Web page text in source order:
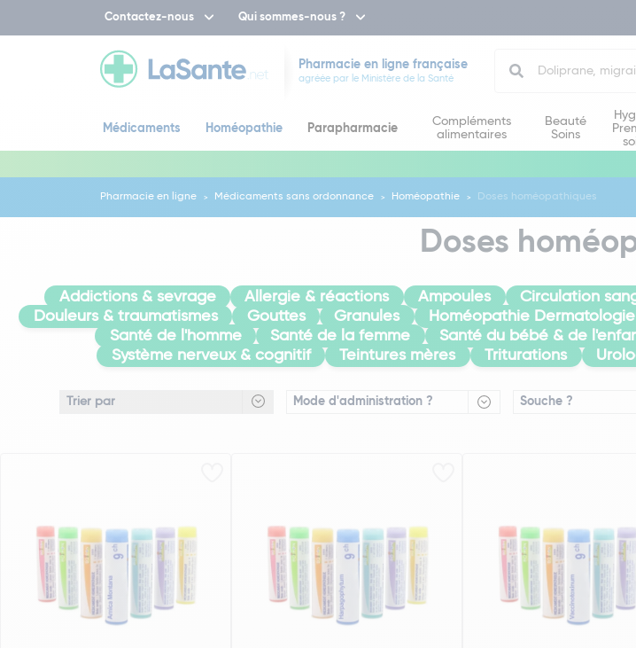
Contactez-nous Qui sommes-nous ?
Pharmacie en ligne française
agréée par le Ministère de la Santé
Médicaments Homéopathie Parapharmacie
Compléments
alimentaires
Beauté
Soins
Pharmacie en ligne Médicaments sans ordonnance Homéopathie Doses homéopathiques
Doses
Addictions & sevrage Allergie & réactions Ampoules Circulation
Douleurs & traumatismes
Gouttes Granules Homéopathie Dermatologie
Santé de l'homme
Santé de la femme Santé du bébé & de
Système nerveux & cognitif
Teintures mères Triturations
Mode d'administration ? Souche ?